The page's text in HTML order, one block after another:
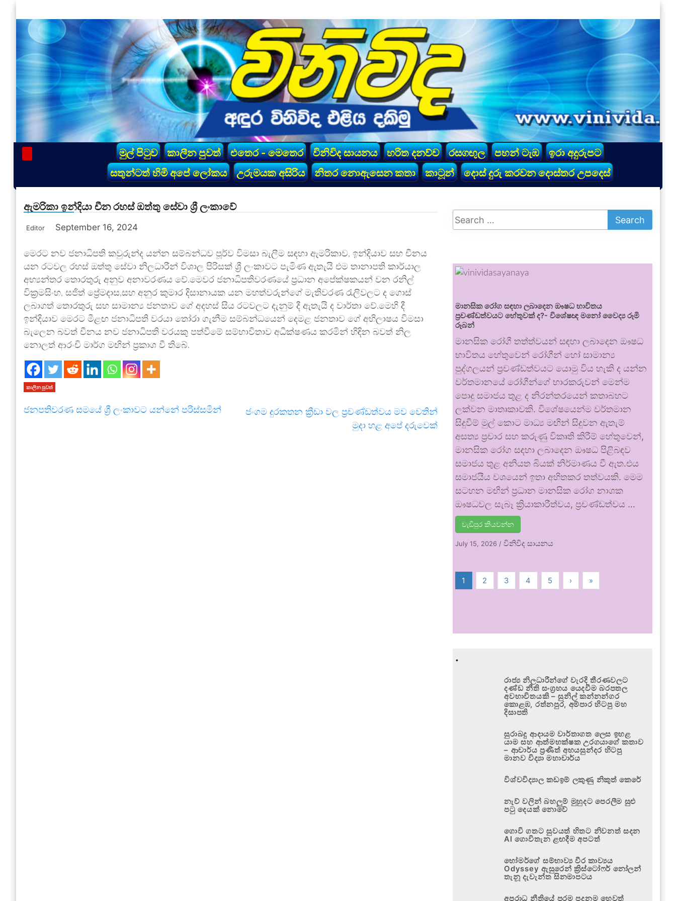
to
content
vinivida.lk
මුල් පිටුව කාලීන පුවත් එතෙර - මෙතෙර විනිවිද සායනය හරිත දනව්ව රසගඟුල පහන් ටැඹ
ඉරා අදුරුපට
සතුන්ටත් හිමි අපේ ලෝකය
උරුමයක අසිරිය නිතර නොඇසෙන කතා කාටූන් දොස් දුරු කරවන දොස්තර උපදෙස්
ඇමරිකා ඉන්දියා චීන රහස් ඔත්තු සේවා ශ්‍රී ලංකාවේ
Editor September 16, 2024
මෙරට නව ජනාධිපති කවුරුන්ද යන්න සම්බන්ධව පූර්ව විමසා බැලීම සඳහා ඇමරිකාව, ඉන්දියාව සහ චීනය
යන රටවල රහස් ඔත්තු සේවා නිලධාරීන් විශාල පිරිසක් ශ්‍රී ලංකාවට පැමිණ ඇතැයි එම තානාපති කාර්යාල
අභ්‍යන්තර තොරතුරු අනුව අනාවරණය වේ.මෙවර ජනාධිපතිවරණයේ ප්‍රධාන අපේක්ෂකයන් වන රනිල්
වික්‍රමසිංහ, සජිත් ප්‍රේමදාස,සහ අනුර කුමාර දිසානායක යන මහත්වරුන්ගේ මැතිවරණ රැලිවලට ද ගොස්
ලබාගත් තොරතුරු සහ සාමාන්‍ය ජනතාව ගේ අදහස් සිය රටවලට දැනුම් දී ඇතැයි ද වාර්තා වේ.මෙහි දී
ඉන්දියාව මෙරට මීළඟ ජනාධිපති වරයා තෝරා ගැනීම සම්බන්ධයෙන් දෙමළ ජනතාව ගේ අභිලාෂය විමසා
බැලෙන බවත් චීනය නව ජනාධිපති වරයකු පත්වීමේ සම්භාවිතාව අධීක්ෂණය කරමින් හිඳින බවත් නිල
නොලත් ආරංචි මාර්ග මඟින් ප්‍රකාශ වී තිබේ.
කාලීන පුවත්
ජනපතිවරණ සමයේ ශ්‍රී ලංකාවට යන්නේ පරිස්සමින්
ජංගම දුරකතන ක්‍රීඩා වල ප්‍රචණ්ඩත්වය මව වෙතින්
මුදා හළ අපේ දරුවෙක්
මානසික රෝග සඳහා ලබාදෙන ඖෂධ භාවිතය
ප්‍රචණ්ඩත්වයට හේතුවක් ද?- විශේෂඥ මනෝ වෛද්‍ය රූමි
රූබන්
මානසික රෝගී තත්ත්වයන් සඳහා ලබාදෙන ඖෂධ
භාවිතය හේතුවෙන් රෝගීන් හෝ සාමාන්‍ය
පුද්ගලයන් ප්‍රචණ්ඩත්වයට යොමු විය හැකි ද යන්න
වර්තමානයේ රෝගීන්ගේ භාරකරුවන් මෙන්ම
පොදු සමාජය තුළ ද නිරන්තරයෙන් කතාබහට
ලක්වන මාතෘකාවකි. විශේෂයෙන්ම වර්තමාන
සිදුවීම් මුල් කොට මාධ්‍ය මඟින් සිදුවන ඇතැම්
අසත්‍ය ප්‍රචාර සහ කරුණු විකෘති කිරීම් හේතුවෙන්,
මානසික රෝග සඳහා ලබාදෙන ඖෂධ පිළිබඳව
සමාජය තුළ අනියත බියක් නිර්මාණය වී ඇත.එය
සමාජයීය වශයෙන් ඉතා අහිතකර තත්වයකි. මෙම
සටහන මඟින් ප්‍රධාන මානසික රෝග නාශක
ඖෂධවල සැබෑ ක්‍රියාකාරීත්වය, ප්‍රචණ්ඩත්වය …
වැඩිපුර කියවන්න
July 15, 2026 /විනිවිද සායනය
1 2 3 4 5 › »
.
රාජ්‍ය නිලධාරීන්ගේ වැරදි තීරණවලට
දණ්ඩ නීති සංග්‍රහය යෙදවීම බරපතල
අවභාවිතයකි – සුනිල් කන්නන්ගර
කොළඹ, රත්නපුර, අම්පාර හිටපු මහ
දිසාපති
සුරාබදු ආදායම වාර්තාගත ලෙස ඉහළ
යාම සහ ආත්මභක්ෂක උරගයාගේ කතාව
– ආචාර්ය ප්‍රණීත් අභයසුන්දර හිටපු
මානව විද්‍යා මහාචාර්ය
විශ්වවිද්‍යාල කඩඉම් ලකුණු නිකුත් කෙරේ
නැව් වලින් බහලුම් මුහුදට පෙරලීම සුළු
පටු දෙයක් නොවේ
ගොවි ගතට සුවයත් හිතට නිවනත් සදන
AI ගොවිතැන ළඟදීම අපටත්
හෝමර්ගේ සම්භාව්‍ය වීර කාව්‍යය
Odyssey ඇසුරෙන් ක්‍රිස්ටෝෆර් නෝලන්
තැනූ දැවැන්ත සිනමාපටය
අපරාධ නීතියේ පරම පදනම හෙවත්